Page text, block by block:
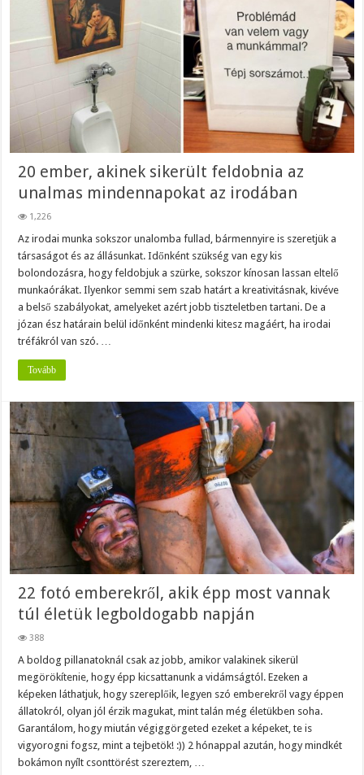
20 ember, akinek sikerült feldobnia az
unalmas mindennapokat az irodában
1,226
Az irodai munka sokszor unalomba fullad, bármennyire is szeretjük a
társaságot és az állásunkat. Időnként szükség van egy kis
bolondozásra, hogy feldobjuk a szürke, sokszor kínosan lassan eltelő
munkaórákat. Ilyenkor semmi sem szab határt a kreativitásnak, kivéve
a belső szabályokat, amelyeket azért jobb tiszteletben tartani. De a
józan ész határain belül időnként mindenki kitesz magáért, ha irodai
tréfákról van szó. …
Tovább
22 fotó emberekről, akik épp most vannak
túl életük legboldogabb napján
388
A boldog pillanatoknál csak az jobb, amikor valakinek sikerül
megörökítenie, hogy épp kicsattanunk a vidámságtól. Ezeken a
képeken láthatjuk, hogy szereplőik, legyen szó emberekről vagy éppen
állatokról, olyan jól érzik magukat, mint talán még életükben soha.
Garantálom, hogy miután végiggörgeted ezeket a képeket, te is
vigyorogni fogsz, mint a tejbetök! :)) 2 hónappal azután, hogy mindkét
bokámon nyílt csonttörést szereztem, …